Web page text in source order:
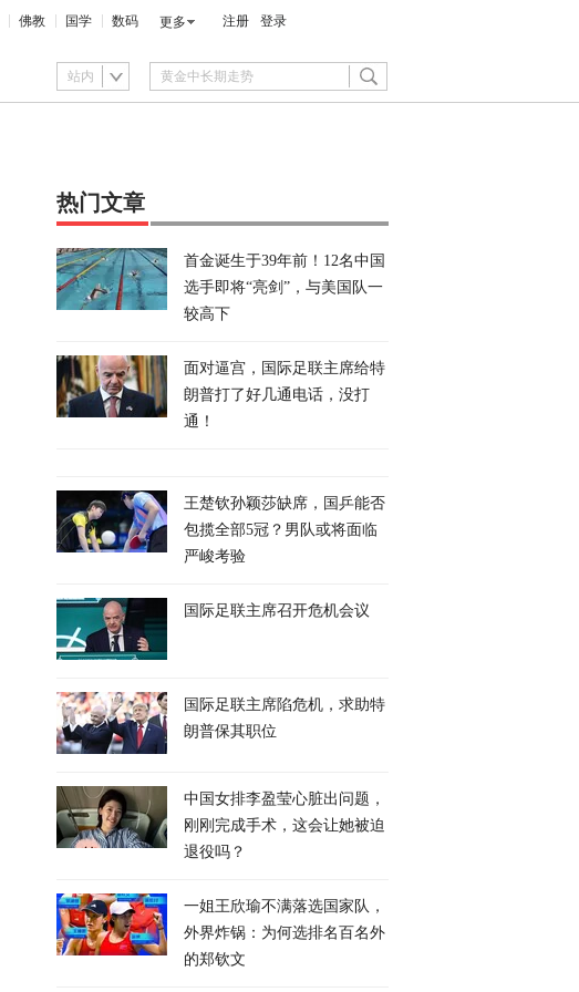
佛教 国学 数码 更多 注册 登录
站内
热门文章
首金诞生于39年前！12名中国
选手即将“亮剑”，与美国队一
较高下
面对逼宫，国际足联主席给特
朗普打了好几通电话，没打
通！
王楚钦孙颖莎缺席，国乒能否
包揽全部5冠？男队或将面临
严峻考验
国际足联主席召开危机会议
国际足联主席陷危机，求助特
朗普保其职位
中国女排李盈莹心脏出问题，
刚刚完成手术，这会让她被迫
退役吗？
一姐王欣瑜不满落选国家队，
外界炸锅：为何选排名百名外
的郑钦文